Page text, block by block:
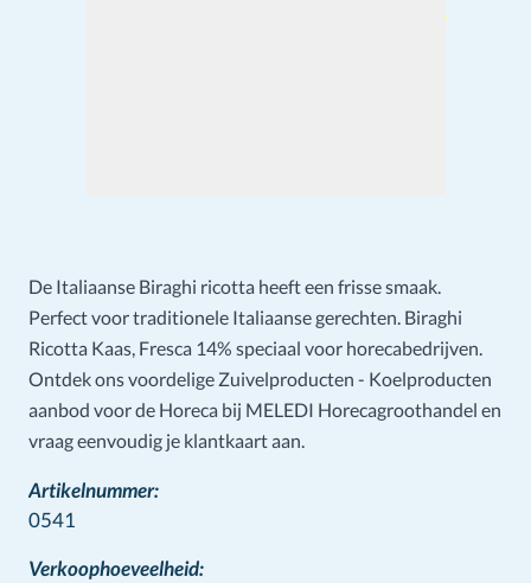
De Italiaanse Biraghi ricotta heeft een frisse smaak.
Perfect voor traditionele Italiaanse gerechten. Biraghi
Ricotta Kaas, Fresca 14% speciaal voor horecabedrijven.
Ontdek ons voordelige Zuivelproducten - Koelproducten
aanbod voor de Horeca bij MELEDI Horecagroothandel en
vraag eenvoudig je klantkaart aan.
Artikelnummer:
0541
Verkoophoeveelheid: